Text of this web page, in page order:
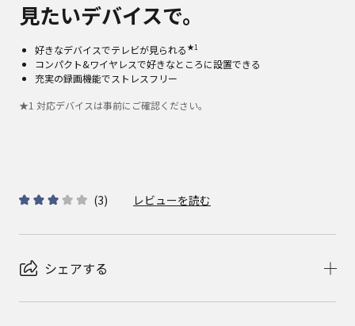
見たいデバイスで。
好きなデバイスでテレビが見られる★1
コンパクト&ワイヤレスで好きなところに設置できる
充実の録画機能でストレスフリー
★1 対応デバイスは事前にご確認ください。
(3) レビューを読む
シェアする